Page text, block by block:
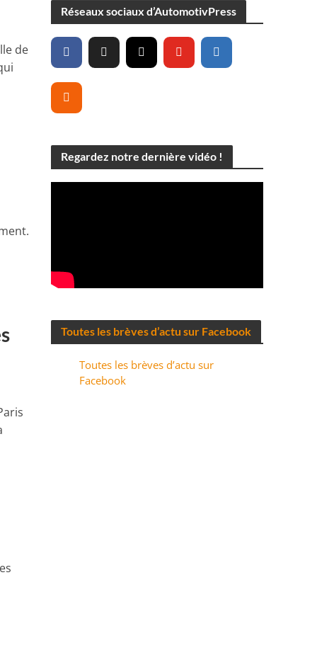
de
Réseaux sociaux d’AutomotivPress
Regardez notre dernière vidéo !
Toutes les brèves d’actu sur Facebook
Toutes les brèves d’actu sur
Facebook